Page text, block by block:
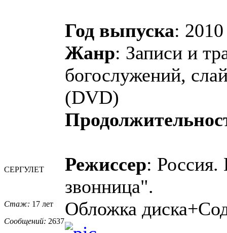
СЕРГУЛЕТ
Стаж: 17 лет
Сообщений: 2637
Год выпуска: 2010
Жанр: Записи и
богослужений,
(DVD)
Режиссер: Россия.
звонница".
Обложка